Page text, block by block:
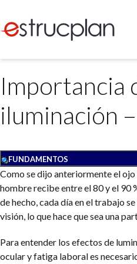
SERVICIOS
Higiene y Seguridad
Medio Ambiente
NOVEDADES
INGRESAR
Buscador de Legislación
Matriz Premium
Matriz Profesional
Importancia
iluminación
FUNDAMENTOS
Como se dijo anteriormente el
hombre recibe entre el 80 y el 90
de hecho, cada día en el trabajo
visión, lo que hace que sea una
Para entender los efectos de
ocular y fatiga laboral es